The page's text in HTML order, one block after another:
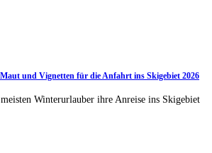
und Vignetten für die Anfahrt ins Skigebiet 2026
Winterurlauber ihre Anreise ins Skigebiet